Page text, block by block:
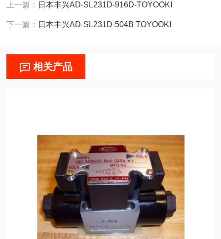
上一篇： 日本丰兴AD-SL231D-916D-TOYOOKI
下一篇： 日本丰兴AD-SL231D-504B TOYOOKI
相关产品